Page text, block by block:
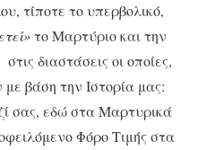
τίποτε το υπερβολικό,
το Μαρτύριο και την
στις διαστάσεις οι οποίες,
βάση την Ιστορία μας:
σας, εδώ στα Μαρτυρικά
Φόρο Τιμής στα